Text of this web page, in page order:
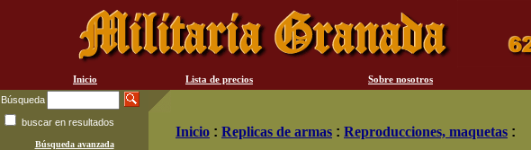
Inicio Lista de precios Sobre nosotros
Búsqueda
buscar en resultados
Búsqueda avanzada
Inicio : Replicas de armas : Reproducciones, maquetas :